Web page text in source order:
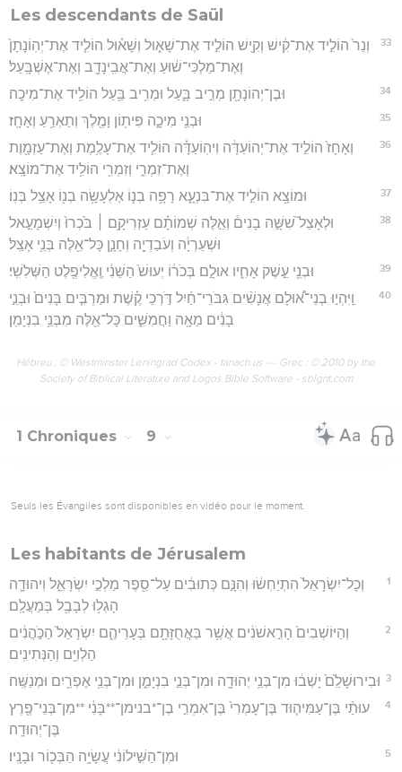
Les descendants de Saül
33
וְנֵר֙ הוֹלִ֣יד אֶת־קִ֔ישׁ וְקִ֖ישׁ הוֹלִ֣יד אֶת־שָׁא֑וּל וְשָׁא֗וּל הוֹלִ֤יד אֶת־יְהֽוֹנָתָן֙
וְאֶת־מַלְכִּי־שׁ֔וּעַ וְאֶת־אֲבִֽינָדָ֖ב וְאֶת־אֶשְׁבָּֽעַל׃
34 וּבֶן־יְהוֹנָתָ֖ן מְרִ֣יב בָּ֑עַל וּמְרִ֥יב בַּ֖עַל הוֹלִ֥יד אֶת־מִיכָֽה׃
35 וּבְנֵ֖י מִיכָ֑ה פִּית֥וֹן וָמֶ֖לֶךְ וְתַאְרֵ֥עַ וְאָחָֽז׃
36
וְאָחָז֙ הוֹלִ֣יד אֶת־יְהוֹעַדָּ֔ה וִיהֽוֹעַדָּ֗ה הוֹלִ֛יד אֶת־עָלֶ֥מֶת וְאֶת־עַזְמָ֖וֶת
וְאֶת־זִמְרִ֑י וְזִמְרִ֖י הוֹלִ֥יד אֶת־מוֹצָֽא׃
37 וּמוֹצָ֖א הוֹלִ֣יד אֶת־בִּנְעָ֑א רָפָ֥ה בְנ֛וֹ אֶלְעָשָׂ֥ה בְנ֖וֹ אָצֵ֥ל בְּנֽוֹ׃
38
וּלְאָצֵל֮ שִׁשָּׁ֣ה בָנִים֒ וְאֵ֣לֶּה שְׁמוֹתָ֗ם עַזְרִיקָ֥ם ׀ בֹּ֙כְרוּ֙ וְיִשְׁמָעֵ֣אל
וּשְׁעַרְיָ֔ה וְעֹבַדְיָ֖ה וְחָנָ֑ן כָּל־אֵ֖לֶּה בְּנֵ֥י אָצַֽל׃
39 וּבְנֵ֖י עֵ֣שֶׁק אָחִ֑יו אוּלָ֣ם בְּכֹר֔וֹ יְעוּשׁ֙ הַשֵּׁנִ֔י וֶֽאֱלִיפֶ֖לֶט הַשְּׁלִשִֽׁי׃
40
וַֽיִּהְי֣וּ בְנֵי־א֠וּלָם אֲנָשִׁ֨ים גִּבֹּרֵי־חַ֜יִל דֹּ֣רְכֵי קֶ֗שֶׁת וּמַרְבִּ֤ים בָּנִים֙ וּבְנֵ֣י
בָנִ֔ים מֵאָ֖ה וַחֲמִשִּׁ֑ים כָּל־אֵ֖לֶּה מִבְּנֵ֥י בִנְיָמִֽן׃
Hébreu : © Westminster Leningrad Codex - tanach.us --- Grec : © 2010 by the
Society of Biblical Literature and Logos Bible Software - sblgnt.com
1 Chroniques 9
Seuls les Évangiles sont disponibles en vidéo pour le moment.
Les habitants de Jérusalem
1
וְכָל־יִשְׂרָאֵל֙ הִתְיַחְשׂ֔וּ וְהִנָּ֣ם כְּתוּבִ֔ים עַל־סֵ֖פֶר מַלְכֵ֣י יִשְׂרָאֵ֑ל וִיהוּדָ֛ה
הָגְל֥וּ לְבָבֶ֖ל בְּמַעֲלָֽם׃
2
וְהַיּוֹשְׁבִים֙ הָרִ֣אשֹׁנִ֔ים אֲשֶׁ֥ר בַּאֲחֻזָּתָ֖ם בְּעָרֵיהֶ֑ם יִשְׂרָאֵל֙ הַכֹּ֣הֲנִ֔ים
הַלְוִיִּ֖ם וְהַנְּתִינִֽים׃
3 וּבִירוּשָׁלִַ֙ם֙ יָשְׁב֔וּ מִן־בְּנֵ֥י יְהוּדָ֖ה וּמִן־בְּנֵ֣י בִנְיָמִ֑ן וּמִן־בְּנֵ֥י אֶפְרַ֖יִם וּמְנַשֶּֽׁה׃
4
עוּתַ֨י בֶּן־עַמִּיה֤וּד בֶּן־עָמְרִי֙ בֶּן־אִמְרִ֣י בֶן־*בנימן־**בָּנִ֔י **מִן־בְּנֵי־פֶ֖רֶץ
בֶּן־יְהוּדָֽה׃
5 וּמִן־הַשִּׁ֣ילוֹנִ֔י עֲשָׂיָ֥ה הַבְּכ֖וֹר וּבָנָֽיו׃